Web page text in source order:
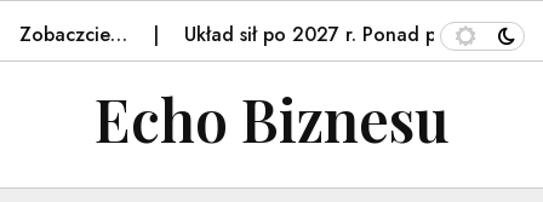
Układ sił po 2027 r. Ponad połowa
Echo Biznesu